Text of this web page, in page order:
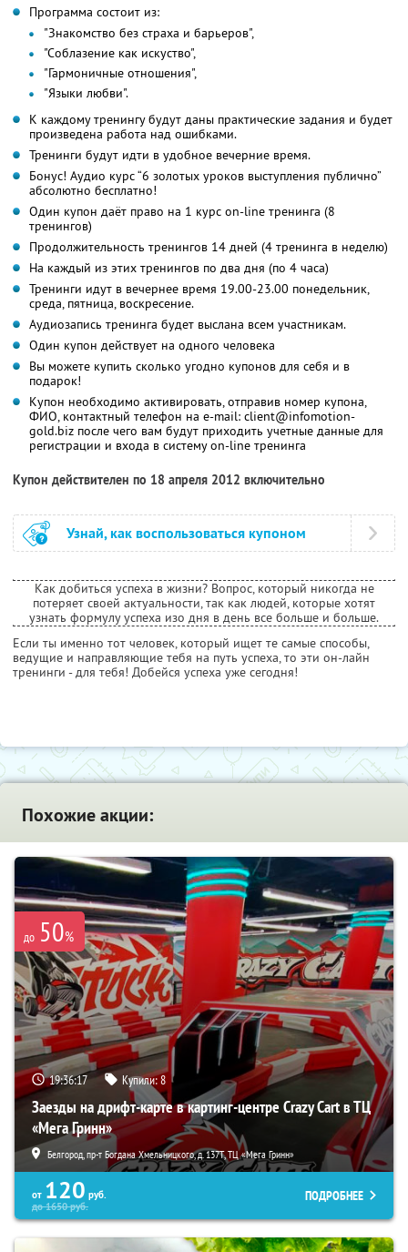
Программа состоит из:
"Знакомство без страха и барьеров",
"Соблазение как искуство",
"Гармоничные отношения",
"Языки любви".
К каждому тренингу будут даны практические задания и будет
произведена работа над ошибками.
Тренинги будут идти в удобное вечерние время.
Бонус! Аудио курс “6 золотых уроков выступления публично”
абсолютно бесплатно!
Один купон даёт право на 1 курс on-line тренинга (8
тренингов)
Продолжительность тренингов 14 дней (4 тренинга в неделю)
На каждый из этих тренингов по два дня (по 4 часа)
Тренинги идут в вечернее время 19.00-23.00 понедельник,
среда, пятница, воскресение.
Аудиозапись тренинга будет выслана всем участникам.
Один купон действует на одного человека
Вы можете купить сколько угодно купонов для себя и в
подарок!
Купон необходимо активировать, отправив номер купона,
ФИО, контактный телефон на e-mail: client@infomotion-
gold.biz после чего вам будут приходить учетные данные для
регистрации и входа в систему on-line тренинга
Купон действителен по 18 апреля 2012 включительно
Узнай, как воспользоваться купоном
Как добиться успеха в жизни? Вопрос, который никогда не
потеряет своей актуальности, так как людей, которые хотят
узнать формулу успеха изо дня в день все больше и больше.
Если ты именно тот человек, который ищет те самые способы,
ведущие и направляющие тебя на путь успеха, то эти он-лайн
тренинги - для тебя! Добейся успеха уже сегодня!
Похожие акции:
до 50%
19:36:16 Купили:8
Заезды на дрифт-карте в картинг-центре Crazy Cart в ТЦ
«Мега Гринн»
Белгород, пр-т Богдана Хмельницкого, д. 137Т, ТЦ «Мега Гринн»
от 120 руб.
до1650руб.
ПОДРОБНЕЕ